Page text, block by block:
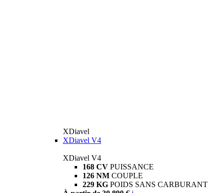
XDiavel
XDiavel V4
XDiavel V4
168 CV PUISSANCE
126 NM COUPLE
229 KG POIDS SANS CARBURANT